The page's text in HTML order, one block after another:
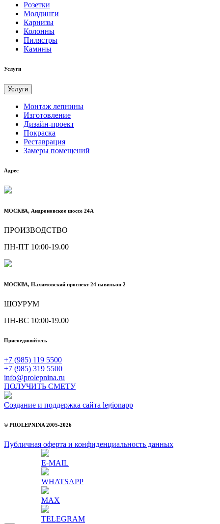
Розетки
Молдинги
Карнизы
Колонны
Пилястры
Камины
Услуги
Услуги
Монтаж лепнины
Изготовление
Дизайн-проект
Покраска
Реставрация
Замеры помещений
Адрес
МОСКВА, Андроновское шоссе 24А
ПРОИЗВОДСТВО
ПН-ПТ 10:00-19.00
МОСКВА, Нахимовский проспект 24 павильон 2
ШОУРУМ
ПН-ВС 10:00-19.00
Присоединяйтесь
+7 (985) 119 5500
+7 (985) 319 5500
info@prolepnina.ru
ПОЛУЧИТЬ СМЕТУ
Создание и поддержка сайта legionapp
© PROLEPNINA 2005-2026
Публичная оферта и конфиденциальность данных
E-MAIL
WHATSAPP
MAX
TELEGRAM